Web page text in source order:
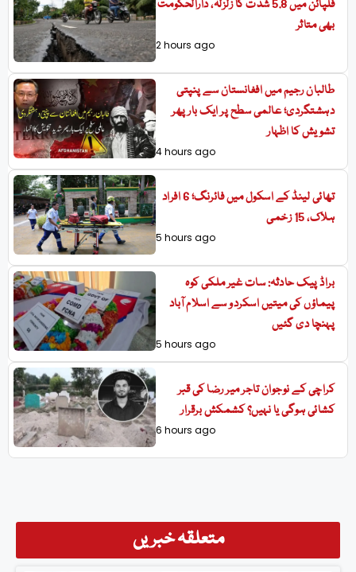
فلپائن میں 5.8 شدت کا زلزلہ، دارالحکومت
بھی متاثر
2 hours ago
طالبان رجیم میں افغانستان سے پنپتی
دہشتگردی؛ عالمی سطح پر ایک بار پھر
تشویش کا اظہار
4 hours ago
تھائی لینڈ کے اسکول میں فائرنگ؛ 6 افراد
ہلاک، 15 زخمی
5 hours ago
براڈ پیک حادثہ: سات غیر ملکی کوہ
پیماؤں کی میتیں اسکردو سے اسلام آباد
پہنچا دی گئیں
5 hours ago
کراچی کے نوجوان تاجر میر رضا کی قبر
کشائی ہوگی یا نہیں؟ کشمکش برقرار
6 hours ago
متعلقہ خبریں